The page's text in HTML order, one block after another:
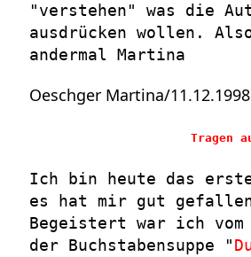
"verstehen" was die
ausdrücken wollen.
andermal Martina
Oeschger Martina/11.12.1998
Tragen
Ich bin heute das
es hat mir gut
Begeistert war ich
der Buchstabensuppe "